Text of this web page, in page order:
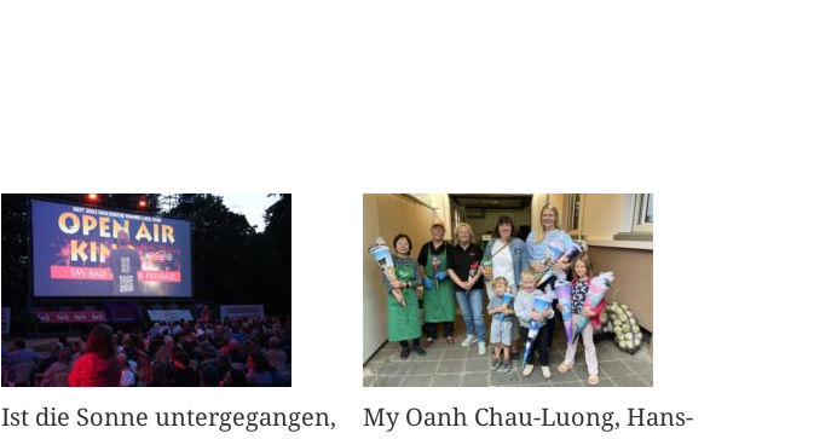
Ist die Sonne untergegangen,
My Oanh Chau-Luong, Hans-